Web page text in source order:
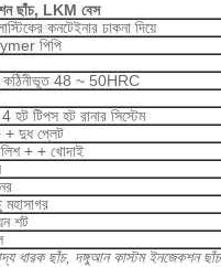
ছাঁচ, LKM বেস
কনটেইনার ঢাকনা দিয়ে
পিপি
48 ~ 50HRC
হট টিপস হট রানার সিস্টেম
+ দুধ প্লেট
+ + খোদাই
মহাসাগর
শট
ধারক ছাঁচ, দঙ্গুআন কাস্টম ইনজেকশন